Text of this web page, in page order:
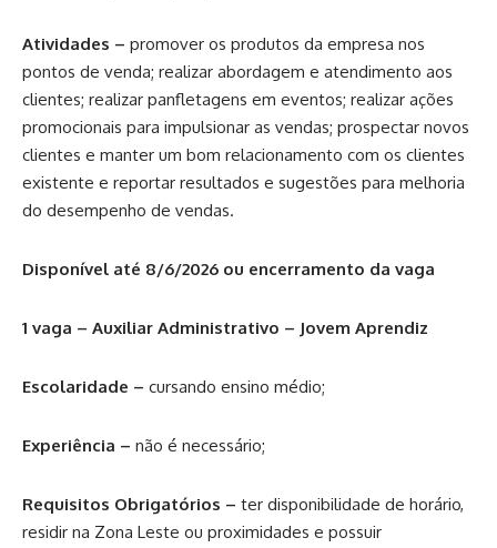
Atividades – promover os produtos da empresa nos
pontos de venda; realizar abordagem e atendimento aos
clientes; realizar panfletagens em eventos; realizar ações
promocionais para impulsionar as vendas; prospectar novos
clientes e manter um bom relacionamento com os clientes
existente e reportar resultados e sugestões para melhoria
do desempenho de vendas.
Disponível até 8/6/2026 ou encerramento da vaga
1 vaga – Auxiliar Administrativo – Jovem Aprendiz
Escolaridade – cursando ensino médio;
Experiência – não é necessário;
Requisitos Obrigatórios – ter disponibilidade de horário,
residir na Zona Leste ou proximidades e possuir